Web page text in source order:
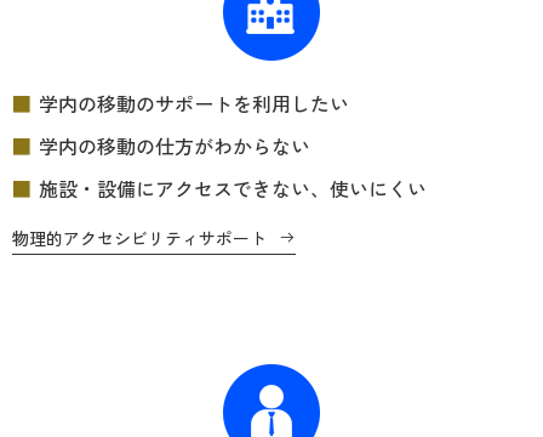
学内の移動のサポートを利用したい
学内の移動の仕方がわからない
施設・設備にアクセスできない、使いにくい
物理的アクセシビリティサポート